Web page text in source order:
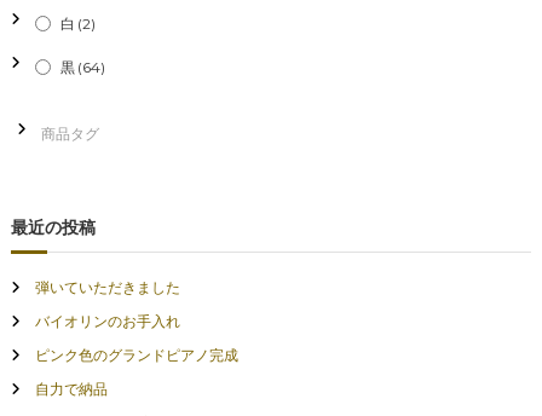
白 (2)
黒 (64)
最近の投稿
弾いていただきました
バイオリンのお手入れ
ピンク色のグランドピアノ完成
自力で納品